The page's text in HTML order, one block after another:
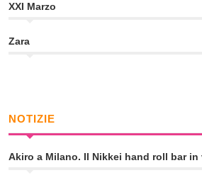
XXI Marzo
Zara
NOTIZIE
Akiro a Milano. Il Nikkei hand roll bar in